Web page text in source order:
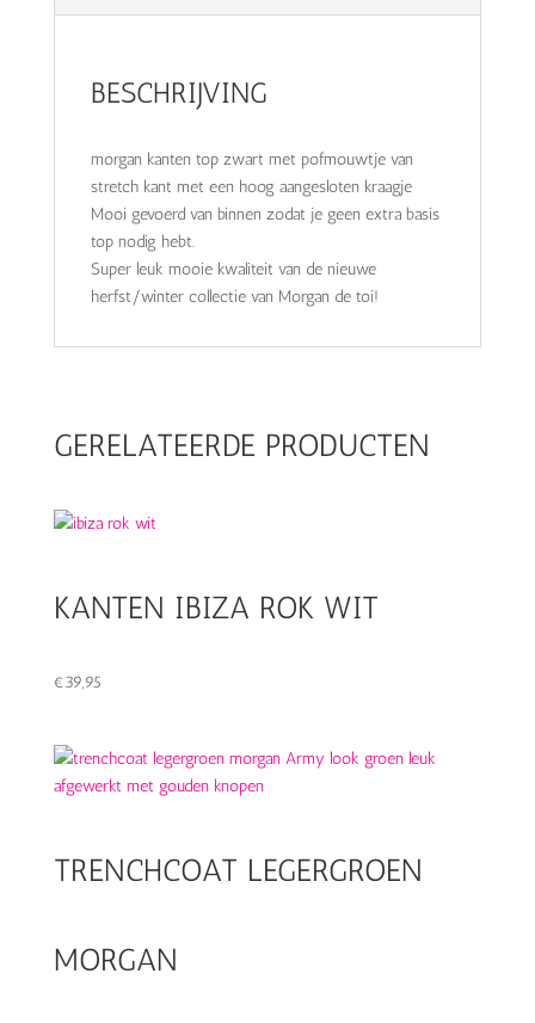
BESCHRIJVING
morgan kanten top zwart met pofmouwtje van
stretch kant met een hoog aangesloten kraagje
Mooi gevoerd van binnen zodat je geen extra basis
top nodig hebt.
Super leuk mooie kwaliteit van de nieuwe
herfst/winter collectie van Morgan de toi!
GERELATEERDE PRODUCTEN
KANTEN IBIZA ROK WIT
€39,95
TRENCHCOAT LEGERGROEN
MORGAN